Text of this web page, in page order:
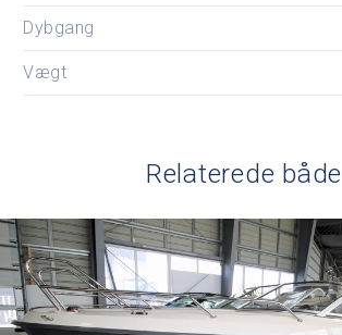
Dybgang
Vægt
Relaterede både